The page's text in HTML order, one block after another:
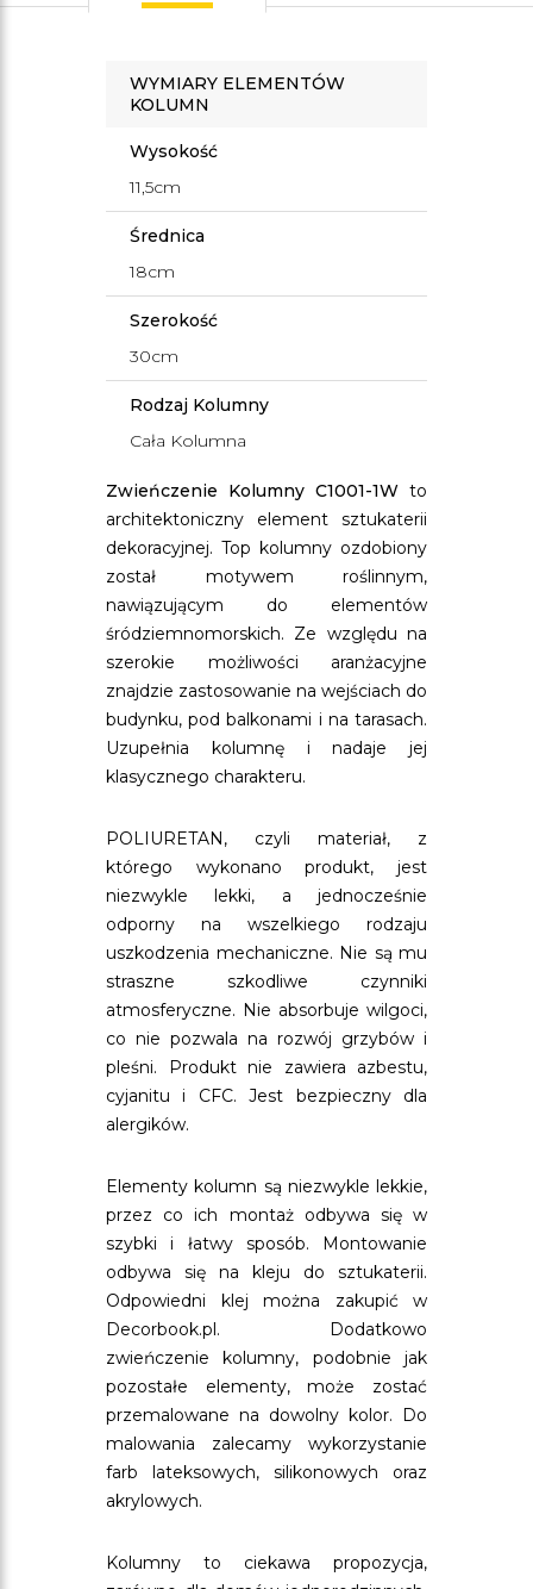
WYMIARY ELEMENTÓW
KOLUMN
Wysokość
11,5cm
Średnica
18cm
Szerokość
30cm
Rodzaj Kolumny
Cała Kolumna
Zwieńczenie Kolumny C1001-1W to
architektoniczny element sztukaterii
dekoracyjnej. Top kolumny ozdobiony
został motywem roślinnym,
nawiązującym do elementów
śródziemnomorskich. Ze względu na
szerokie możliwości aranżacyjne
znajdzie zastosowanie na wejściach do
budynku, pod balkonami i na tarasach.
Uzupełnia kolumnę i nadaje jej
klasycznego charakteru.
POLIURETAN, czyli materiał, z
którego wykonano produkt, jest
niezwykle lekki, a jednocześnie
odporny na wszelkiego rodzaju
uszkodzenia mechaniczne. Nie są mu
straszne szkodliwe czynniki
atmosferyczne. Nie absorbuje wilgoci,
co nie pozwala na rozwój grzybów i
pleśni. Produkt nie zawiera azbestu,
cyjanitu i CFC. Jest bezpieczny dla
alergików.
Elementy kolumn są niezwykle lekkie,
przez co ich montaż odbywa się w
szybki i łatwy sposób. Montowanie
odbywa się na kleju do sztukaterii.
Odpowiedni klej można zakupić w
Decorbook.pl. Dodatkowo
zwieńczenie kolumny, podobnie jak
pozostałe elementy, może zostać
przemalowane na dowolny kolor. Do
malowania zalecamy wykorzystanie
farb lateksowych, silikonowych oraz
akrylowych.
Kolumny to ciekawa propozycja,